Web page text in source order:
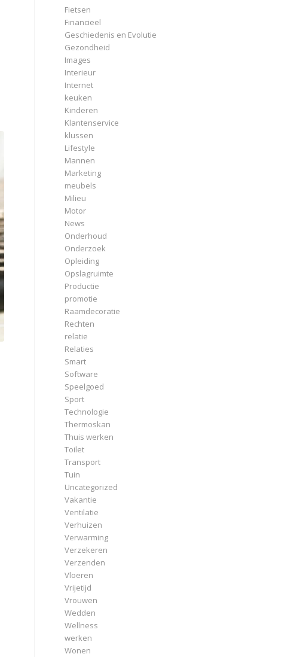
Fietsen
Financieel
Geschiedenis en Evolutie
Gezondheid
Images
Interieur
Internet
keuken
Kinderen
Klantenservice
klussen
Lifestyle
Mannen
Marketing
meubels
Milieu
Motor
News
Onderhoud
Onderzoek
Opleiding
Opslagruimte
Productie
promotie
Raamdecoratie
Rechten
relatie
Relaties
Smart
Software
Speelgoed
Sport
Technologie
Thermoskan
Thuis werken
Toilet
Transport
Tuin
Uncategorized
Vakantie
Ventilatie
Verhuizen
Verwarming
Verzekeren
Verzenden
Vloeren
Vrijetijd
Vrouwen
Wedden
Wellness
werken
Wonen